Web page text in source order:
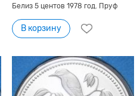
Белиз 5 центов 1978 год. Пруф
В корзину